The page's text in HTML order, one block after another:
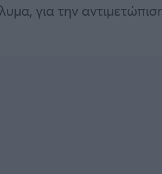
για την